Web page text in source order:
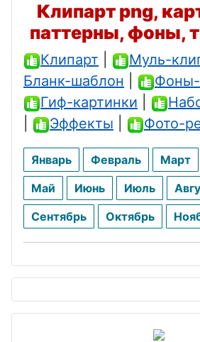
Клипарт png,
паттерны, фоны,
Клипарт Муль-
Бланк-шаблон
Фоны-
Гиф-картинки
Эффекты Фото-
Январь Февраль Март
Май
Июнь Июль
Сентябрь
Октябрь